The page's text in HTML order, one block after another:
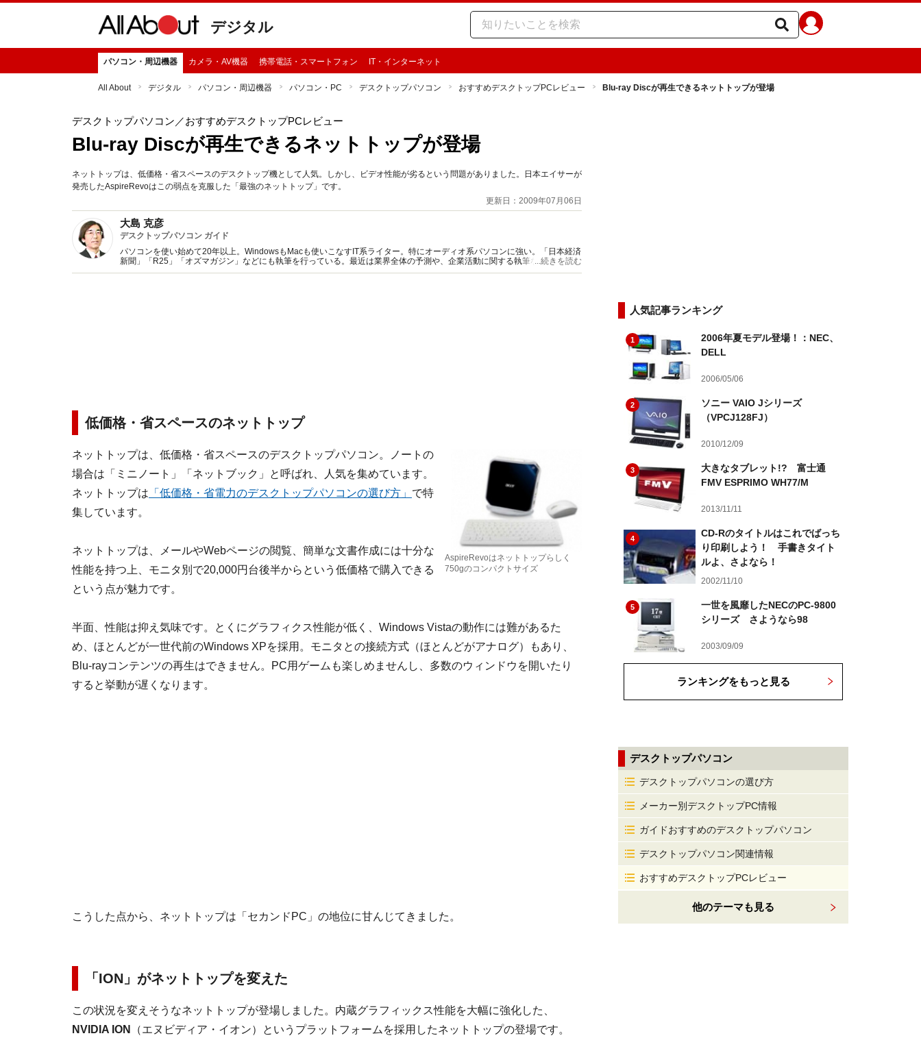
デジタル
パソコン・周辺機器 カメラ・AV機器 携帯電話・スマートフォン IT・インターネット
All About デジタル パソコン・周辺機器 パソコン・PC デスクトップパソコン おすすめデスクトップPCレビュー Blu-ray Discが再生できるネットトップが登場
デスクトップパソコン ／おすすめデスクトップPCレビュー
Blu-ray Discが再生できるネットトップが登場
ネットトップは、低価格・省スペースのデスクトップ機として人気。しかし、ビデオ性能が劣るという問題がありました。日本エイサーが
発売したAspireRevoはこの弱点を克服した「最強のネットトップ」です。
更新日：2009年07月06日
大島 克彦
デスクトップパソコン ガイド
パソコンを使い始めて20年以上。WindowsもMacも使いこなすIT系ライター。特にオーディオ系パソコンに強い。「日本経済
新聞」「R25」「オズマガジン」などにも執筆を行っている。最近は業界全体の予測や、企業活動に関する執筆なども行う。
...続きを読む
低価格・省スペースのネットトップ
AspireRevoはネットトップらしく
750gのコンパクトサイズ
ネットトップは、低価格・省スペースのデスクトップパソコン。ノートの
場合は「ミニノート」「ネットブック」と呼ばれ、人気を集めています。
ネットトップは 「低価格・省電力のデスクトップパソコンの選び方」 で特
集しています。
ネットトップは、メールやWebページの閲覧、簡単な文書作成には十分な
性能を持つ上、モニタ別で20,000円台後半からという低価格で購入できる
という点が魅力です。
半面、性能は抑え気味です。とくにグラフィクス性能が低く、Windows Vistaの動作には難があるた
め、ほとんどが一世代前のWindows XPを採用。モニタとの接続方式（ほとんどがアナログ）もあり、
Blu-rayコンテンツの再生はできません。PC用ゲームも楽しめませんし、多数のウィンドウを開いたり
すると挙動が遅くなります。
こうした点から、ネットトップは「セカンドPC」の地位に甘んじてきました。
「ION」がネットトップを変えた
この状況を変えそうなネットトップが登場しました。内蔵グラフィックス性能を大幅に強化した、
NVIDIA ION
（エヌビディア・イオン）というプラットフォームを採用したネットトップの登場です。
人気記事ランキング
1
2006年夏モデル登場！：NEC、
DELL
2006/05/06
2
ソニー VAIO Jシリーズ
（VPCJ128FJ）
2010/12/09
3
大きなタブレット!? 富士通
FMV ESPRIMO WH77/M
2013/11/11
4
CD-Rのタイトルはこれでばっち
り印刷しよう！ 手書きタイト
ルよ、さよなら！
2002/11/10
5
一世を風靡したNECのPC-9800
シリーズ さようなら98
2003/09/09
ランキングをもっと見る
デスクトップパソコン
デスクトップパソコンの選び方
メーカー別デスクトップPC情報
ガイドおすすめのデスクトップパソコン
デスクトップパソコン関連情報
おすすめデスクトップPCレビュー
他のテーマも見る